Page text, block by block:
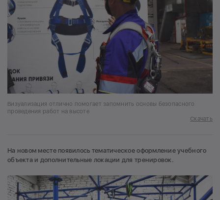
Визуализация отлично помогает запомнить основы безопасного
проведения работ на высоте
Скачать
На новом месте появилось тематическое оформление учебного
объекта и дополнительные локации для тренировок.